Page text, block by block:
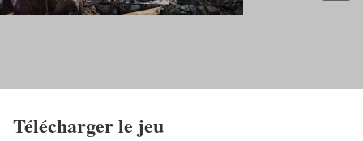
Télécharger le jeu